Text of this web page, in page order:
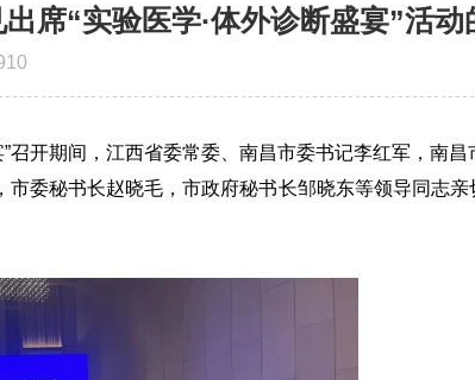
席“实验医学·体外诊断盛宴”活动
召开期间，江西省委常委、南昌市委书记李红军，南
委秘书长赵晓毛，市政府秘书长邹晓东等领导同志亲